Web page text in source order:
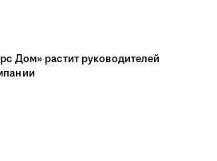
Дом» растит руководителей